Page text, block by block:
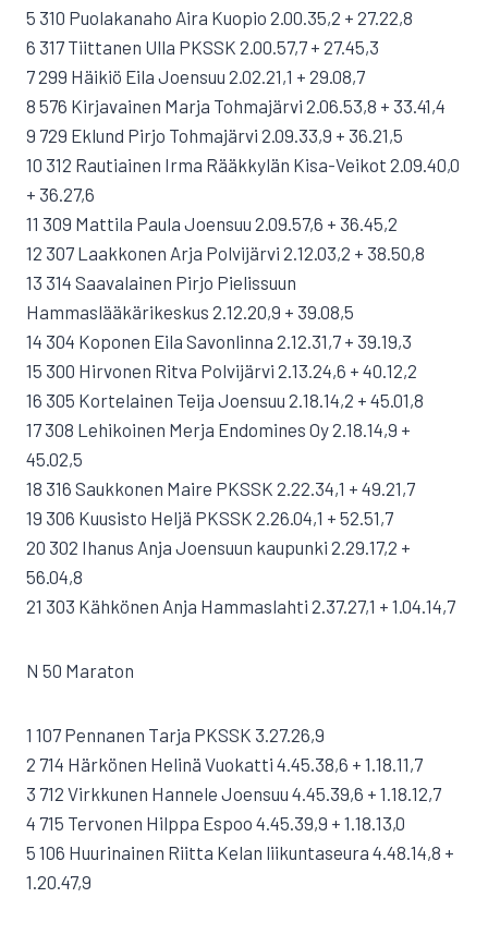
5 310 Puolakanaho Aira Kuopio 2.00.35,2 + 27.22,8
6 317 Tiittanen Ulla PKSSK 2.00.57,7 + 27.45,3
7 299 Häikiö Eila Joensuu 2.02.21,1 + 29.08,7
8 576 Kirjavainen Marja Tohmajärvi 2.06.53,8 + 33.41,4
9 729 Eklund Pirjo Tohmajärvi 2.09.33,9 + 36.21,5
10 312 Rautiainen Irma Rääkkylän Kisa-Veikot 2.09.40,0
+ 36.27,6
11 309 Mattila Paula Joensuu 2.09.57,6 + 36.45,2
12 307 Laakkonen Arja Polvijärvi 2.12.03,2 + 38.50,8
13 314 Saavalainen Pirjo Pielissuun
Hammaslääkärikeskus 2.12.20,9 + 39.08,5
14 304 Koponen Eila Savonlinna 2.12.31,7 + 39.19,3
15 300 Hirvonen Ritva Polvijärvi 2.13.24,6 + 40.12,2
16 305 Kortelainen Teija Joensuu 2.18.14,2 + 45.01,8
17 308 Lehikoinen Merja Endomines Oy 2.18.14,9 +
45.02,5
18 316 Saukkonen Maire PKSSK 2.22.34,1 + 49.21,7
19 306 Kuusisto Heljä PKSSK 2.26.04,1 + 52.51,7
20 302 Ihanus Anja Joensuun kaupunki 2.29.17,2 +
56.04,8
21 303 Kähkönen Anja Hammaslahti 2.37.27,1 + 1.04.14,7
N 50 Maraton
1 107 Pennanen Tarja PKSSK 3.27.26,9
2 714 Härkönen Helinä Vuokatti 4.45.38,6 + 1.18.11,7
3 712 Virkkunen Hannele Joensuu 4.45.39,6 + 1.18.12,7
4 715 Tervonen Hilppa Espoo 4.45.39,9 + 1.18.13,0
5 106 Huurinainen Riitta Kelan liikuntaseura 4.48.14,8 +
1.20.47,9